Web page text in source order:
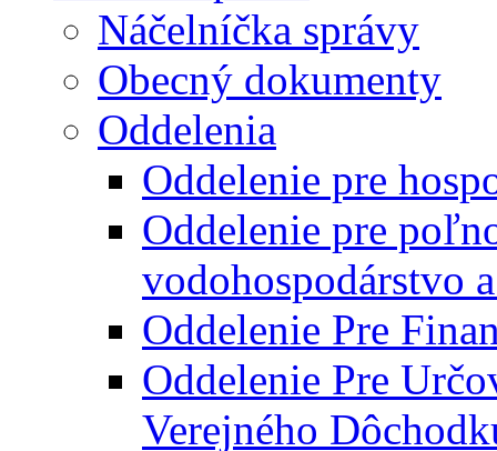
Náčelníčka správy
Obecný dokumenty
Oddelenia
Oddelenie pre
Oddelenie pre
vodohospodárstvo
Oddelenie Pre
Oddelenie Pre
Verejného